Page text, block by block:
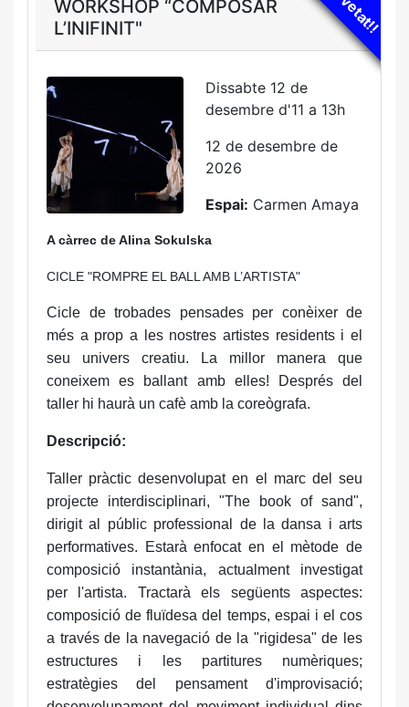
WORKSHOP “COMPOSAR
L’INIFINIT"
Dissabte 12 de
desembre d'11 a 13h
12 de desembre de
2026
Espai: Carmen Amaya
A càrrec de Alina Sokulska
CICLE "ROMPRE EL BALL AMB L’ARTISTA"
Cicle de trobades pensades per conèixer de
més a prop a les nostres artistes residents i el
seu univers creatiu. La millor manera que
coneixem es ballant amb elles! Després del
taller hi haurà un cafè amb la coreògrafa.
Descripció:
Taller pràctic desenvolupat en el marc del seu
projecte interdisciplinari, "The book of sand",
dirigit al públic professional de la dansa i arts
performatives. Estarà enfocat en el mètode de
composició instantània, actualment investigat
per l'artista. Tractarà els següents aspectes:
composició de fluïdesa del temps, espai i el cos
a través de la navegació de la "rigidesa" de les
estructures i les partitures numèriques;
estratègies del pensament d'improvisació;